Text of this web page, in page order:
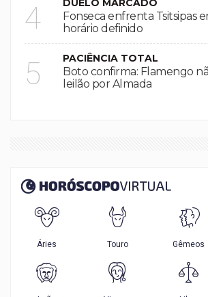
4 DUELO MARCADO
Fonseca enfrenta Tsitsipas
horário definido
5 PACIÊNCIA TOTAL
Boto confirma: Flamengo
leilão por Almada